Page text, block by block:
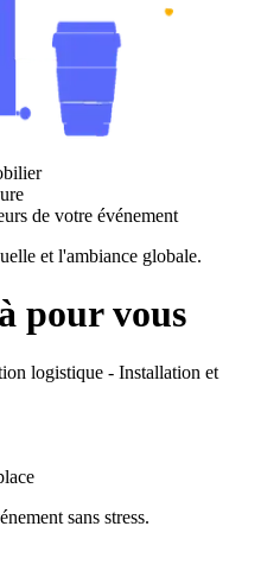
de votre événement
et l'ambiance globale.
pour vous
logistique - Installation et
sans stress.